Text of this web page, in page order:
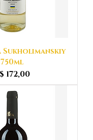
750ml
172,00